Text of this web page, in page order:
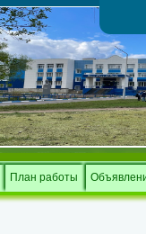
План работы